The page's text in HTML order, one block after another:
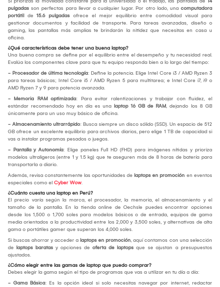
pulgadas son perfectas para llevar a cualquier lugar. Por otro lado, una computadora
portátil de 15.6 pulgadas ofrece el mejor equilibrio entre comodidad visual para
gestionar documentos y facilidad de transporte. Para tareas avanzadas, diseño o
gaming, las pantallas más amplias te brindarán la nitidez que necesitas en casa u
oficina.
¿Qué características debe tener una buena laptop?
Una buena compra se define por el equilibrio entre el desempeño y tu necesidad real.
Evalúa los componentes clave para que tu equipo responda bien a lo largo del tiempo:
- Procesador de última tecnología: Define la potencia. Elige Intel Core i3 / AMD Ryzen 3
para tareas básicas; Intel Core i5 / AMD Ryzen 5 para multitarea; e Intel Core i7, i9 o
AMD Ryzen 7 y 9 para potencia avanzada.
- Memoria RAM optimizada: Para evitar ralentizaciones y trabajar con fluidez, el
estándar recomendado hoy en día es una laptop 16 GB de RAM, dejando los 8 GB
únicamente para un uso muy básico de oficina.
- Almacenamiento ultrarrápido: Busca siempre un disco sólido (SSD). Un espacio de 512
GB ofrece un excelente equilibrio para archivos diarios, pero elige 1 TB de capacidad si
vas a instalar programas pesados o juegos.
- Pantalla y Autonomía: Elige paneles Full HD (FHD) para imágenes nítidas y prioriza
modelos ultraligeros (entre 1 y 1.5 kg) que te aseguren más de 8 horas de batería para
transportarla a diario.
Además, revisa constantemente las oportunidades de laptops en promoción en eventos
especiales como el Cyber Wow.
¿Cuánto cuesta una laptop en Perú?
El precio varía según la marca, el procesador, la memoria, el almacenamiento y el
tamaño de la pantalla. En la tienda online de Oechsle puedes encontrar opciones
desde los 1,500 o 1,700 soles para modelos básicos o de entrada, equipos de gama
media orientados a la productividad entre los 2,000 y 3,500 soles, y alternativas de alta
gama o portátiles gamer que superan los 4,000 soles.
Si buscas ahorrar y acceder a laptops en promoción, aquí contamos con una selección
de laptops baratas y opciones de oferta de laptops que se ajustan a presupuestos
ajustados.
¿Cómo elegir entre las gamas de laptop que puedo comprar?
Debes elegir la gama según el tipo de programas que vas a utilizar en tu día a día:
- Gama Básica: Es la opción ideal si solo necesitas navegar por internet, redactar